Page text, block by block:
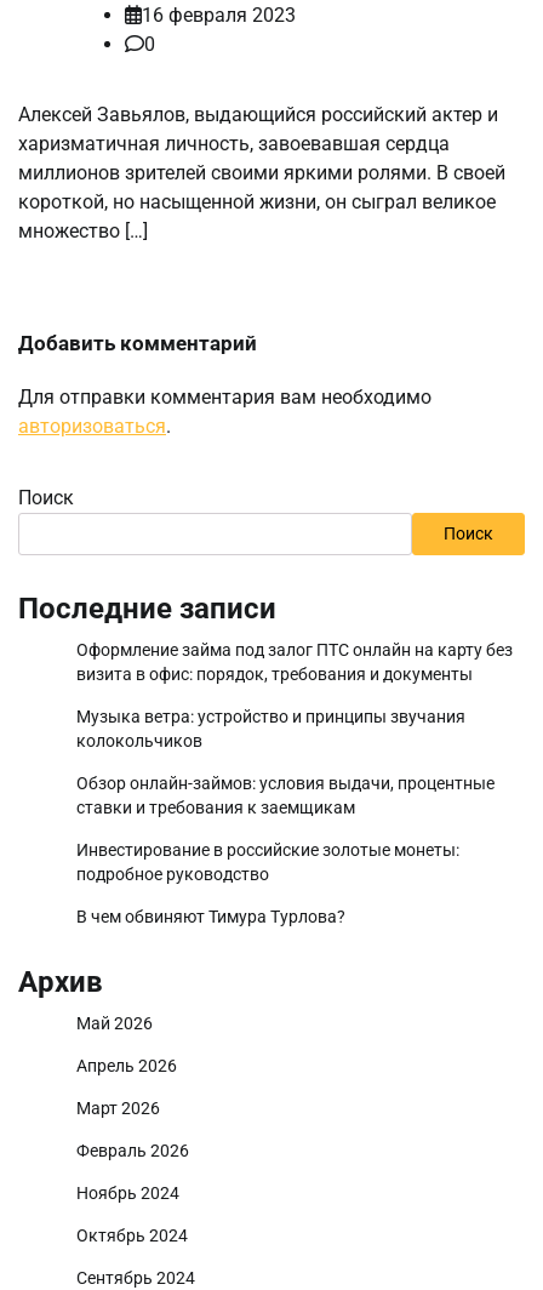
16 февраля 2023
0
Алексей Завьялов, выдающийся российский актер и
харизматичная личность, завоевавшая сердца
миллионов зрителей своими яркими ролями. В своей
короткой, но насыщенной жизни, он сыграл великое
множество […]
Добавить комментарий
Для отправки комментария вам необходимо
авторизоваться.
Поиск
Поиск
Последние записи
Оформление займа под залог ПТС онлайн на карту без
визита в офис: порядок, требования и документы
Музыка ветра: устройство и принципы звучания
колокольчиков
Обзор онлайн-займов: условия выдачи, процентные
ставки и требования к заемщикам
Инвестирование в российские золотые монеты:
подробное руководство
В чем обвиняют Тимура Турлова?
Архив
Май 2026
Апрель 2026
Март 2026
Февраль 2026
Ноябрь 2024
Октябрь 2024
Сентябрь 2024